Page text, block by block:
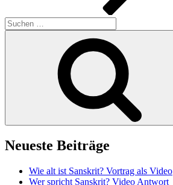
Suchen
nach:
Neueste Beiträge
Wie alt ist Sanskrit? Vortrag als Video
Wer spricht Sanskrit? Video Antwort